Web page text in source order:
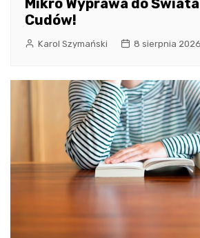
Mikro Wyprawa do
Cudów!
Karol Szymański 8 sierpnia 2026